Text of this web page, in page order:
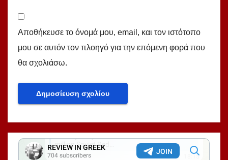
Αποθήκευσε το όνομά μου, email, και τον ιστότοπο
μου σε αυτόν τον πλοηγό για την επόμενη φορά που
θα σχολιάσω.